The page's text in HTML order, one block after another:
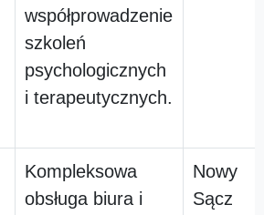
współprowadzenie
szkoleń
psychologicznych
i terapeutycznych.
Kompleksowa
obsługa biura i
Nowy
Sącz